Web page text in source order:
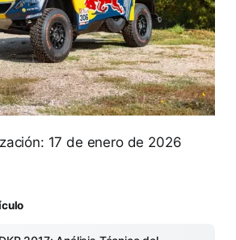
17 de enero de 2026